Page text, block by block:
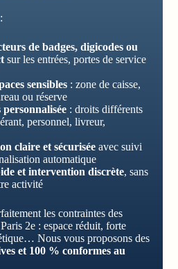
de badges, digicodes ou
sur les entrées, portes de service
sensibles: zone de caisse,
ou réserve
personnalisée: droits différents
personnel, livreur,
claire et sécuriséeavec suivi
automatique
et intervention discrète, sans
activité
les contraintes des
2e : espace réduit, forte
Nous vous proposons des
et 100 % conformes au